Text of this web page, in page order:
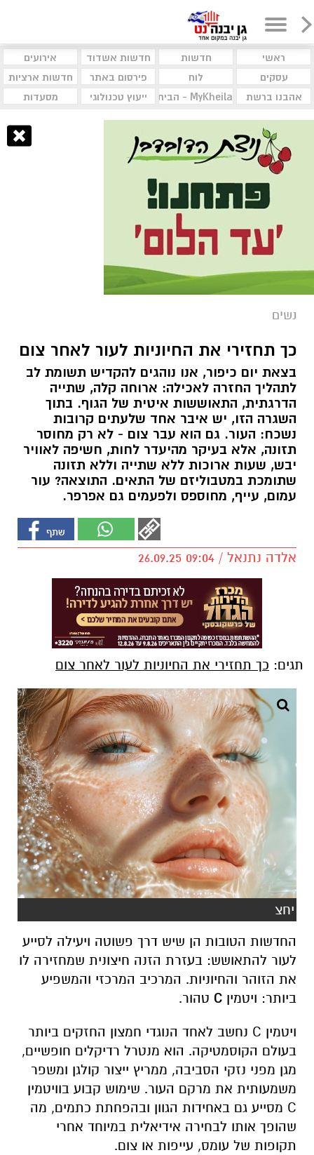
ראשי חדשות חדשות אשדוד
אירועים
עסקים
לוח פירסום באתר
חדשות ארציות
אהבנו ברשת
MyKheila - הבית לעסקים וקהילות ייעוץ טכנולוגי מסעדות
נשים
כך תחזירי את החיוניות לעור לאחר צום
בצאת יום כיפור, אנו נוהגים להקדיש תשומת לב
לתהליך החזרה לאכילה: ארוחה קלה, שתייה
הדרגתית, התאוששות איטית של הגוף. בתוך
השגרה הזו, יש איבר אחד שלעתים קרובות
נשכח: העור. גם הוא עבר צום - לא רק מחוסר
תזונה, אלא בעיקר מהיעדר לחות, חשיפה לאוויר
יבש, שעות ארוכות ללא שתייה וללא תזונה
שתומכת במטבוליזם של התאים. התוצאה? עור
עמום, עייף, מחוספס ולפעמים גם אפרפר.
אלדה נתנאל / 09:04 26.09.25
תגים: כך תחזירי את החיוניות לעור לאחר צום
יחצ
החדשות הטובות הן שיש דרך פשוטה ויעילה לסייע
לעור להתאושש: בעזרת הזנה חיצונית שמחזירה לו
את הזוהר והחיוניות. המרכיב המרכזי והמשפיע
ביותר: ויטמין C טהור.
ויטמין C נחשב לאחד הנוגדי חמצון החזקים ביותר
בעולם הקוסמטיקה. הוא מנטרל רדיקלים חופשיים,
מגן מפני נזקי הסביבה, ממריץ ייצור קולגן ומשפר
משמעותית את מרקם העור. שימוש קבוע בוויטמין
C מסייע גם באחידות הגוון ובהפחתת כתמים, מה
שהופך אותו לבחירה אידיאלית במיוחד אחרי
תקופות של עומס, עייפות או צום.